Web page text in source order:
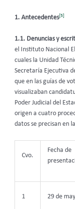
1. Antecedentes[5]
1.1. Denuncias y
el Instituto Nacional
cuales la Unidad
Secretaría Ejecutiva
que en las guías de
visualizaban
Poder Judicial del
origen a cuatro
datos se precisan en
Cvo.
Fecha de
1 29 de